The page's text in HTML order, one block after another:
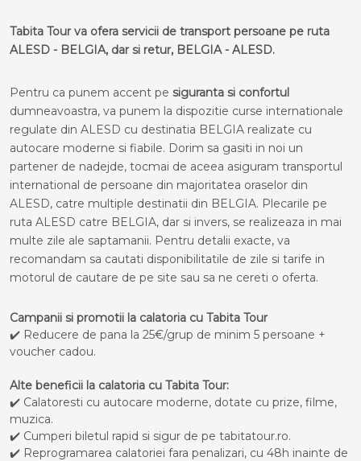
Tabita Tour va ofera servicii de transport persoane pe ruta
ALESD - BELGIA, dar si retur, BELGIA - ALESD.
Pentru ca punem accent pe siguranta si confortul
dumneavoastra, va punem la dispozitie curse internationale
regulate din ALESD cu destinatia BELGIA realizate cu
autocare moderne si fiabile. Dorim sa gasiti in noi un
partener de nadejde, tocmai de aceea asiguram transportul
international de persoane din majoritatea oraselor din
ALESD, catre multiple destinatii din BELGIA. Plecarile pe
ruta ALESD catre BELGIA, dar si invers, se realizeaza in mai
multe zile ale saptamanii. Pentru detalii exacte, va
recomandam sa cautati disponibilitatile de zile si tarife in
motorul de cautare de pe site sau sa ne cereti o oferta.
Campanii si promotii la calatoria cu Tabita Tour
✔️ Reducere de pana la 25€/grup de minim 5 persoane +
voucher cadou.
Alte beneficii la calatoria cu Tabita Tour:
✔️ Calatoresti cu autocare moderne, dotate cu prize, filme,
muzica.
✔️ Cumperi biletul rapid si sigur de pe tabitatour.ro.
✔️ Reprogramarea calatoriei fara penalizari, cu 48h inainte de